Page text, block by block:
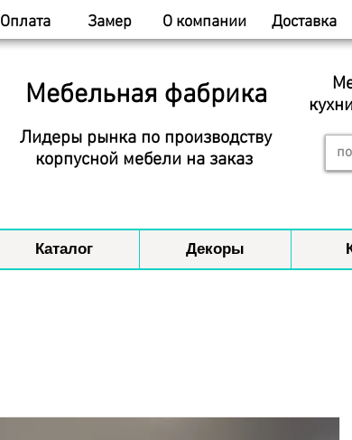
Оплата Замер О компании Доставка
Мебельная фабрика
Лидеры рынка по производству
корпусной мебели на заказ
Каталог Декоры